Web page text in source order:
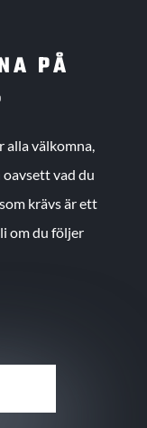
PÅ
alla välkomna,
vad du
krävs är ett
om du följer